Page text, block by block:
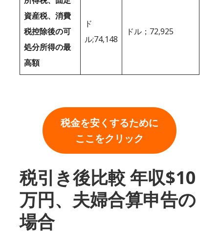
資産税、消費
税控除後の可
処分所得の最
高額
ド
ル;74,148
ドル；72,925
税金を安くするために
ここをクリック
税引き後比較 年収$10
万円、夫婦合算申告の
場合